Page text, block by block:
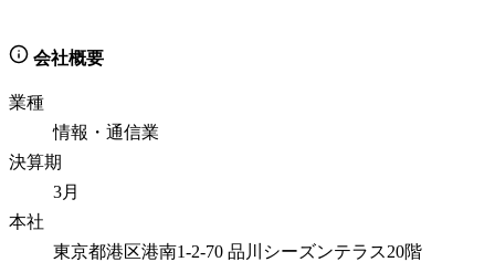
会社概要
業種
情報・通信業
決算期
3月
本社
東京都港区港南1-2-70 品川シーズンテラス20階